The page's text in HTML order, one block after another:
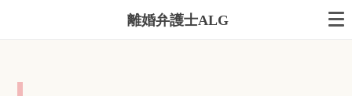
離婚弁護士ALG